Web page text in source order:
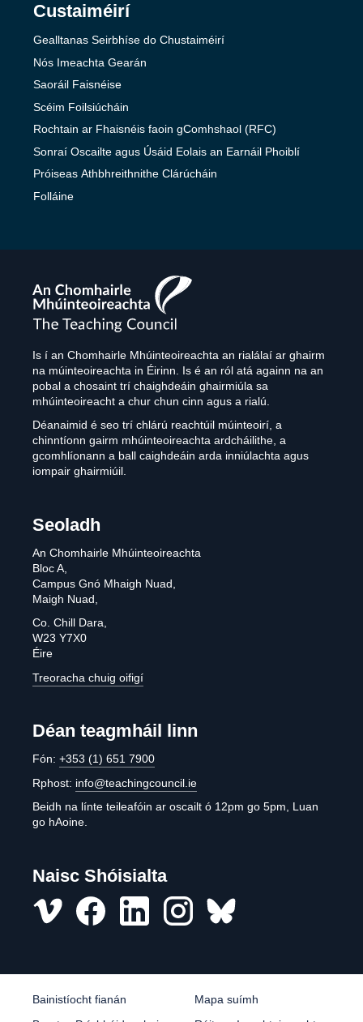
Custaiméirí
Gealltanas Seirbhíse do Chustaiméirí
Nós Imeachta Gearán
Saoráil Faisnéise
Scéim Foilsiúcháin
Rochtain ar Fhaisnéis faoin gComhshaol (RFC)
Sonraí Oscailte agus Úsáid Eolais an Earnáil Phoiblí
Próiseas Athbhreithnithe Clárúcháin
Folláine
The
Teaching
Council
Is í an Chomhairle Mhúinteoireachta an rialálaí ar ghairm
na múinteoireachta in Éirinn. Is é an ról atá againn na an
pobal a chosaint trí chaighdeáin ghairmiúla sa
mhúinteoireacht a chur chun cinn agus a rialú.
Déanaimid é seo trí chlárú reachtúil múinteoirí, a
chinntíonn gairm mhúinteoireachta ardcháilithe, a
gcomhlíonann a ball caighdeáin arda inniúlachta agus
iompair ghairmiúil.
Seoladh
An Chomhairle Mhúinteoireachta
Bloc A,
Campus Gnó Mhaigh Nuad,
Maigh Nuad,
Co. Chill Dara,
W23 Y7X0
Éire
Treoracha chuig oifigí
Déan teagmháil linn
Fón: +353 (1) 651 7900
Rphost: info@teachingcouncil.ie
Beidh na línte teileafóin ar oscailt ó 12pm go 5pm, Luan
go hAoine.
Naisc Shóisialta
Bainistíocht fianán
Mapa suímh